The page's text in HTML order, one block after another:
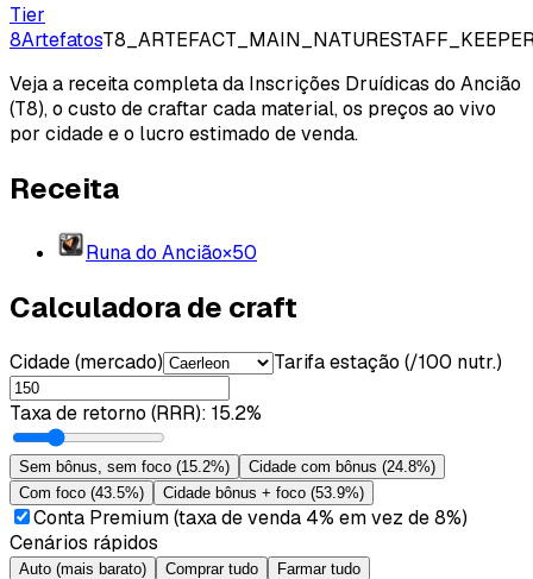
Tier
8Artefatos
Veja a receita completa da Inscrições Druídicas do Ancião
(T8), o custo de craftar cada material, os preços ao vivo
por cidade e o lucro estimado de venda.
Receita
Runa do Ancião×50
Calculadora de craft
Cidade (mercado) Tarifa estação (/100 nutr.)
Taxa de retorno (RRR): 15.2%
Sem bônus, sem foco (15.2%) Cidade com bônus (24.8%)
Com foco (43.5%) Cidade bônus + foco (53.9%)
Conta Premium (taxa de venda 4% em vez de 8%)
Cenários rápidos
Auto (mais barato) Comprar tudo
Farmar tudo